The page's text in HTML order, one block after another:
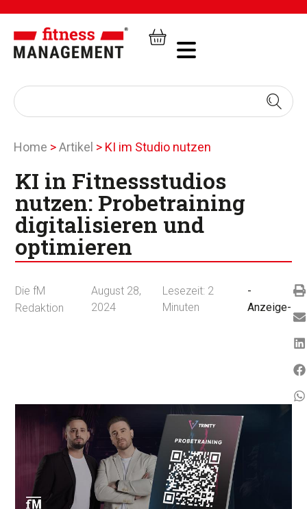
Home >Artikel > KI im Studio nutzen
KI in Fitnessstudios
nutzen: Probetraining
digitalisieren und
optimieren
Die fM
Redaktion
August 28,
2024
Lesezeit: 2
Minuten
-
Anzeige-